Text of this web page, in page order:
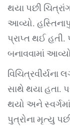
થયા પછી
આવ્યો.
પ્રાપ્ત થઈ હતી.
બનાવવામાં
સાથે થયા હતા.
થયો અને
પુત્રોના મૃત્યુ